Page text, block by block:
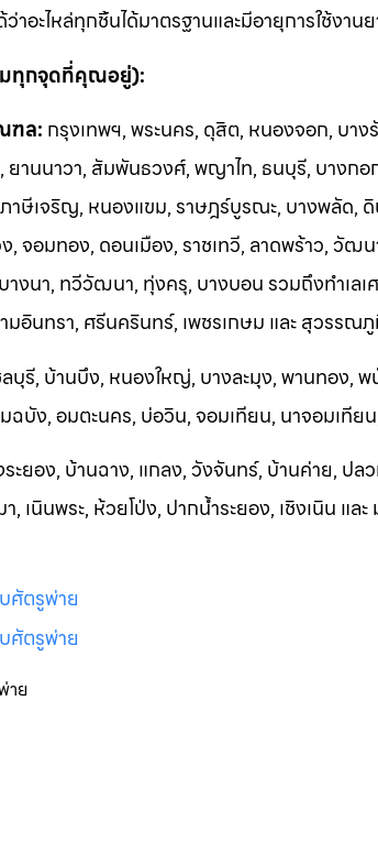
อะไหล่ทุกชิ้นได้มาตรฐานและมีอายุการใช้งาน
มทุกจุดที่คุณอยู่):
ฑล: กรุงเทพฯ, พระนคร, ดุสิต, หนองจอก, บา
ยานนาวา, สัมพันธวงศ์, พญาไท, ธนบุรี, บางก
าษีเจริญ, หนองแขม, ราษฎร์บูรณะ, บางพลัด,
, จอมทอง, ดอนเมือง, ราชเทวี, ลาดพร้าว, วั
งนา, ทวีวัฒนา, ทุ่งครุ, บางบอน รวมถึงทำเลเ
มอินทรา, ศรีนครินทร์, เพชรเกษม และ สุวรรณ
บุรี, บ้านบึง, หนองใหญ่, บางละมุง, พานทอง, พ
ฉบัง, อมตะนคร, บ่อวิน, จอมเทียน, นาจอมเที
ระยอง, บ้านฉาง, แกลง, วังจันทร, บ้านค่าย, ปล
เนินพระ, ห้วยโป่ง, ปากน้ำระยอง, เชิงเนิน และ
ศัตรูพ่าย
ศัตรูพ่าย
าย